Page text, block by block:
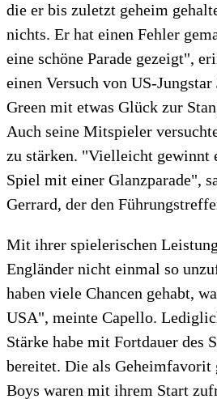
die er bis zuletzt geheim
nichts. Er hat einen Fehler
eine schöne Parade gezeigt",
einen Versuch von US-
Green mit etwas Glück zur
Auch seine Mitspieler
zu stärken. "Vielleicht gewinnt
Spiel mit einer Glanzparade",
Gerrard, der den
Mit ihrer spielerischen
Engländer nicht einmal so
haben viele Chancen gehabt,
USA", meinte Capello.
Stärke habe mit Fortdauer des
bereitet. Die als Geheimfavorit
Boys waren mit ihrem Start